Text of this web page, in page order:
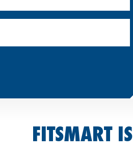
FITSMART IS